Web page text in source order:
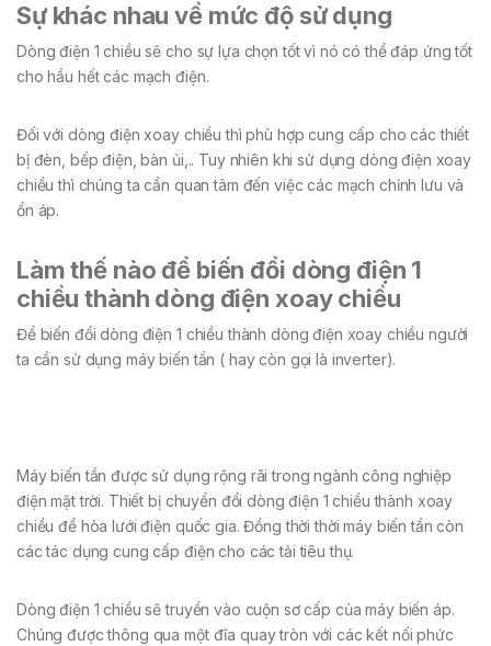
Sự khác nhau về mức độ sử dụng
Dòng điện 1 chiều sẽ cho sự lựa chọn tốt vì nó có thể đáp ứng tốt
cho hầu hết các mạch điện.
Đối với dòng điện xoay chiều thì phù hợp cung cấp cho các thiết
bị đèn, bếp điện, bàn ủi,.. Tuy nhiên khi sử dụng dòng điện xoay
chiều thì chúng ta cần quan tâm đến việc các mạch chỉnh lưu và
ổn áp.
Làm thế nào để biến đổi dòng điện 1
chiều thành dòng điện xoaychiều
Để biến đổi dòng điện 1 chiều thành dòng điện xoay chiều người
ta cần sử dụng máy biến tần ( hay còn gọi là inverter).
Máy biến tần được sử dụng rộng rãi trong ngành công nghiệp
điện mặt trời. Thiết bị chuyển đổi dòng điện 1 chiều thành xoay
chiều để hòa lưới điện quốc gia. Đồng thời thời máy biến tần còn
các tác dụng cung cấp điện cho các tải tiêu thụ.
Dòng điện 1 chiều sẽ truyền vào cuộn sơ cấp của máy biến áp.
Chúng được thông qua một đĩa quay tròn với các kết nối phức